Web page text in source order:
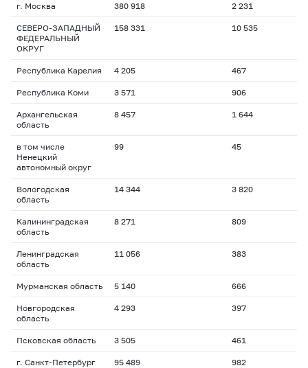
г. Москва 380 918 2 231
СЕВЕРО-ЗАПАДНЫЙ
ФЕДЕРАЛЬНЫЙ
ОКРУГ
158 331 10 535
Республика Карелия 4 205 467
Республика Коми 3 571 906
Архангельская
область
8 457 1 644
в том числе
Ненецкий
автономный округ
99 45
Вологодская
область
14 344 3 820
Калининградская
область
8 271 809
Ленинградская
область
11 056 383
Мурманская область 5 140 666
Новгородская
область
4 293 397
Псковская область 3 505 461
г. Санкт-Петербург 95 489 982